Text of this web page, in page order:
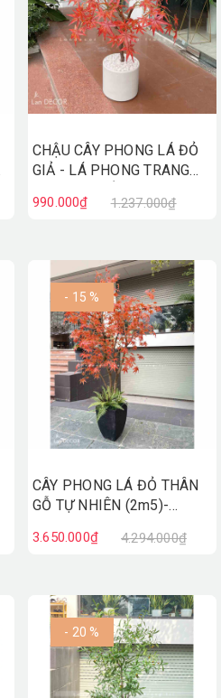
CHẬU CÂY PHONG LÁ ĐỎ
GIẢ - LÁ PHONG TRANG
CC790
990.000₫ 1.237.000₫
- 15 %
CÂY PHONG LÁ ĐỎ THÂN
GỖ TỰ NHIÊN (2m5)-
3.650.000₫ 4.294.000₫
- 20 %